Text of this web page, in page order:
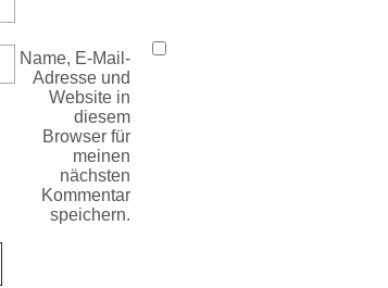
Name, E-Mail-
Adresse und
Website in
diesem
Browser für
meinen
nächsten
Kommentar
speichern.